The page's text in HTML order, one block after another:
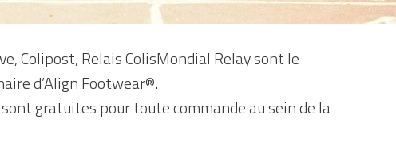
Colipost, Relais ColisMondial Relay sont le
d’Align Footwear®.
gratuites pour toute commande au sein de la